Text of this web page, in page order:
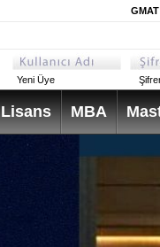
Yeni Üye
Lisans MBA